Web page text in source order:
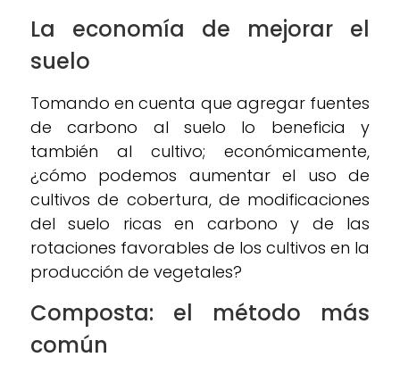
La economía de mejorar el
suelo
Tomando en cuenta que agregar fuentes
de carbono al suelo lo beneficia y
también al cultivo; económicamente,
¿cómo podemos aumentar el uso de
cultivos de cobertura, de modificaciones
del suelo ricas en carbono y de las
rotaciones favorables de los cultivos en la
producción de vegetales?
Composta: el método más
común